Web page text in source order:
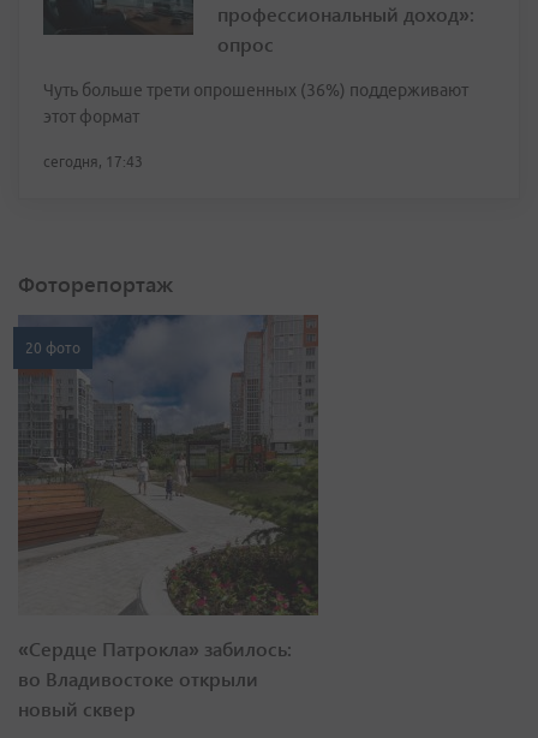
профессиональный доход»:
опрос
Чуть больше трети опрошенных (36%) поддерживают
этот формат
сегодня, 17:43
Фоторепортаж
20 фото
«Сердце Патрокла» забилось:
во Владивостоке открыли
новый сквер